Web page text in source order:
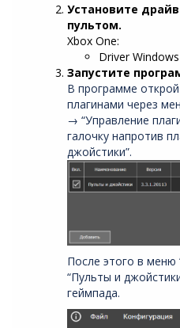
Установите
пультом.
Xbox One:
Driver
Запустите
В программе
плагинами через
→ “Управление
галочку напротив
джойстики”.
После этого в меню
“Пульты и
геймпада.